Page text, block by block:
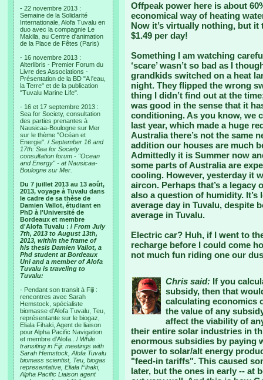
- 22 novembre 2013 :
Semaine de la Solidarité
Internationale, Alofa Tuvalu en
duo avec la compagnie Le
Makila, au Centre d'animation
de la Place de Fêtes (Paris)
- 16 novembre 2013 :
Alterlibris - Premier Forum du
Livre des Associations -
Présentation de la BD "A l'eau,
la Terre" et de la publication
"Tuvalu Marine Life".
- 16 et 17 septembre 2013 :
Sea for Society, consultation
des parties prenantes à
Nausicaa-Boulogne sur Mer
sur le thème "Océan et
Energie". / September 16 and
17th: Sea for Society
consultation forum - "Ocean
and Energy" - at Nausicaa-
Boulogne sur Mer.
Du 7 juillet 2013 au 13 août,
2013, voyage à Tuvalu dans
le cadre de sa thèse de
Damien Vallot, étudiant en
PhD à l'Université de
Bordeaux et membre
d'Alofa Tuvalu : / From July
7th, 2013 to August 13th,
2013, within the frame of
his thesis Damien Vallot, a
Phd student at Bordeaux
Uni and a member of Alofa
Tuvalu is traveling to
Tuvalu:
- Pendant son transit à Fiji :
rencontres avec Sarah
Hemstock, spécialiste
biomasse d’Alofa Tuvalu, Teu,
représentante sur le biogaz,
Eliala Fihaki, Agent de liaison
pour Alpha Pacific Navigation
et membre d’Alofa.. / While
transiting in Fiji: meetings with
Sarah Hemstock, Alofa Tuvalu
biomass scientist, Teu, biogas
representative, Eliala Fihaki,
Alpha Pacific Liaison agent
Offpeak power here is about
economical way of heating
Now it’s virtually nothing, but
$1.49 per day!
Something I am watching
‘scare’ wasn’t so bad as I
grandkids switched on a heat
night. They flipped the wrong
thing I didn’t find out at the
was good in the sense that it
conditioning. As you know, we
last year, which made a huge
Australia there’s not the same
addition our houses are much
Admittedly it is Summer now
some parts of Australia are
cooling. However, yesterday it
aircon. Perhaps that’s a legacy
also a question of humidity.
average day in Tuvalu, despite
average in Tuvalu.
Electric car? Huh, if I went to
recharge before I could come
not much fun riding one our
Chris said: If you
subsidy, then that
calculating economics
the value of any
affect the viability of
their entire solar industries in
enormous subsidies by paying
power to solar/alt energy
"feed-in tariffs". This caused
later, but the ones in early -- at